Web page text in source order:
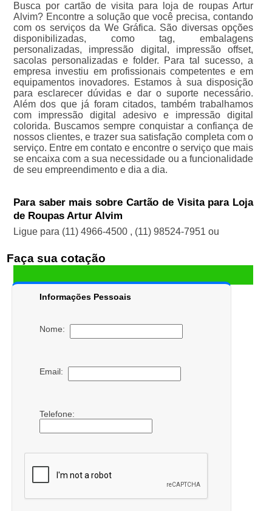
Busca por cartão de visita para loja de roupas Artur
Alvim? Encontre a solução que você precisa, contando
com os serviços da We Gráfica. São diversas opções
disponibilizadas, como tag, embalagens
personalizadas, impressão digital, impressão offset,
sacolas personalizadas e folder. Para tal sucesso, a
empresa investiu em profissionais competentes e em
equipamentos inovadores. Estamos à sua disposição
para esclarecer dúvidas e dar o suporte necessário.
Além dos que já foram citados, também trabalhamos
com impressão digital adesivo e impressão digital
colorida. Buscamos sempre conquistar a confiança de
nossos clientes, e trazer sua satisfação completa com o
serviço. Entre em contato e encontre o serviço que mais
se encaixa com a sua necessidade ou a funcionalidade
de seu empreendimento e dia a dia.
Para saber mais sobre Cartão de Visita para Loja
de Roupas Artur Alvim
Ligue para (11) 4966-4500 , (11) 98524-7951 ou
Faça sua cotação
Informações Pessoais
Nome:
Email:
Telefone: